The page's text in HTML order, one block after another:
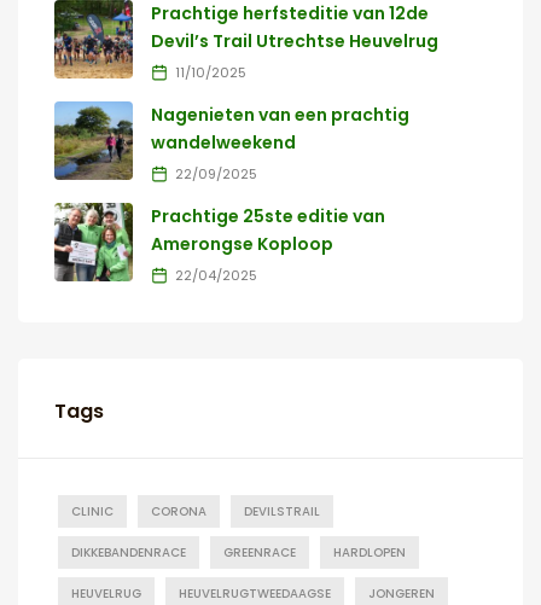
Prachtige herfsteditie van 12de
Devil’s Trail Utrechtse Heuvelrug
11/10/2025
Nagenieten van een prachtig
wandelweekend
22/09/2025
Prachtige 25ste editie van
Amerongse Koploop
22/04/2025
Tags
CLINIC CORONA DEVILSTRAIL
DIKKEBANDENRACE GREENRACE HARDLOPEN
HEUVELRUG HEUVELRUGTWEEDAAGSE JONGEREN